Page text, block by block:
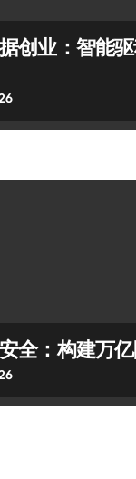
创业：智能
全：构建万